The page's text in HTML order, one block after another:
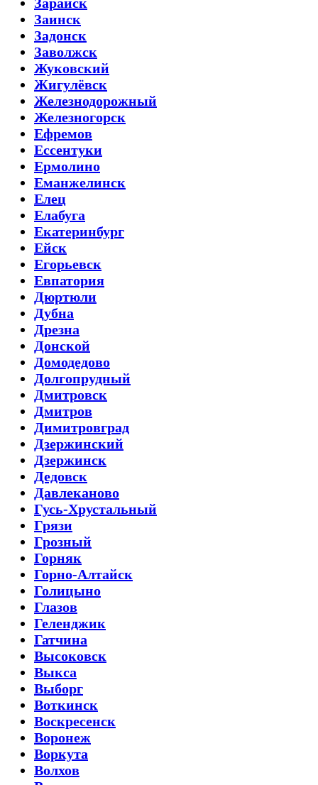
Заинск
Задонск
Заволжск
Жуковский
Жигулёвск
Железнодорожный
Железногорск
Ефремов
Ессентуки
Ермолино
Еманжелинск
Елец
Елабуга
Екатеринбург
Ейск
Егорьевск
Евпатория
Дюртюли
Дубна
Дрезна
Донской
Домодедово
Долгопрудный
Дмитровск
Дмитров
Димитровград
Дзержинский
Дзержинск
Дедовск
Давлеканово
Гусь-Хрустальный
Грязи
Грозный
Горняк
Горно-Алтайск
Голицыно
Глазов
Геленджик
Гатчина
Высоковск
Выкса
Выборг
Воткинск
Воскресенск
Воронеж
Воркута
Волхов